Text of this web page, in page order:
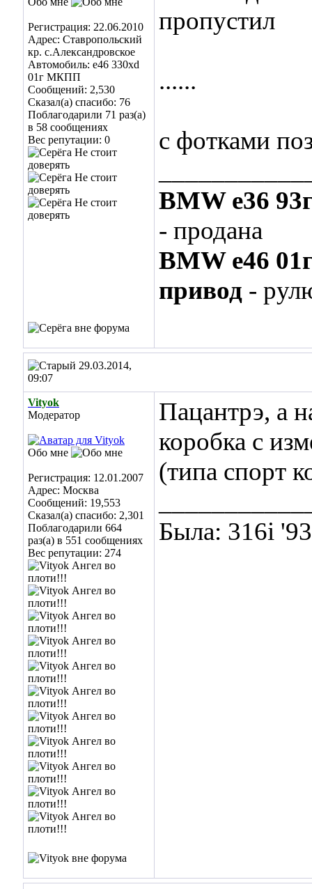
Регистрация: 22.06.2010
Адрес: Ставропольский
кр. с.Александровское
Автомобиль: е46 330xd
01г МКПП
Сообщений: 2,530
Сказал(а) спасибо: 76
Поблагодарили 71 раз(а)
в 58 сообщениях
Вес репутации: 0
пропустил
......
с фотками
BMW e36
- продана
BMW e46
привод -
29.03.2014,
09:07
Vityok
Модератор
Обо мне
Регистрация: 12.01.2007
Адрес: Москва
Сообщений: 19,553
Сказал(а) спасибо: 2,301
Поблагодарили 664
раз(а) в 551 сообщениях
Вес репутации: 274
Пацантрэ, а
коробка с
(типа спорт
Была: 316i